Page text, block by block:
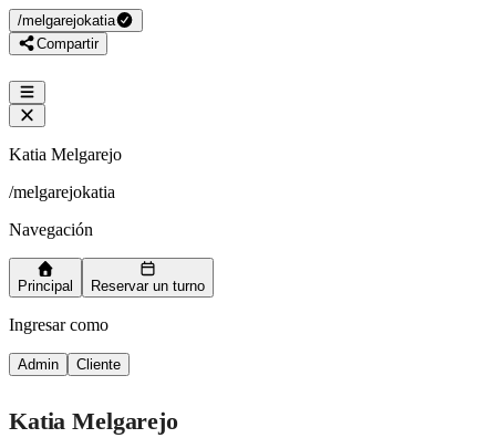
/melgarejokatia
Compartir
Katia Melgarejo
/melgarejokatia
Navegación
Principal Reservar un turno
Ingresar como
Admin Cliente
Katia Melgarejo